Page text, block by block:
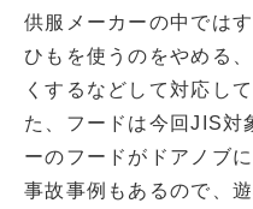
供服メーカーの中では
ひもを使うのをやめる
くするなどして対応し
た、フードは今回JIS対
ーのフードがドアノブ
事故事例もあるので、